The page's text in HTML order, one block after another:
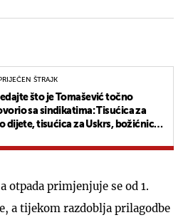
ŠTRAJK
što je Tomašević točno
sa sindikatima: Tisućica za
dijete, tisućica za Uskrs, božićnica
otpada primjenjuje se od 1.
a tijekom razdoblja prilagodbe